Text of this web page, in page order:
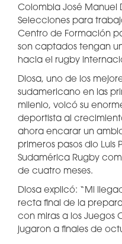
Colombia José Manuel
Selecciones para
Centro de Formación
son captados tengan
hacia el rugby
Diosa, uno de los
sudamericano en las
milenio, volcó su
deportista al
ahora encarar un
primeros pasos dio
Sudamérica Rugby
de cuatro meses.
Diosa explicó: “Mi
recta final de la
con miras a los Juegos
jugaron a finales de